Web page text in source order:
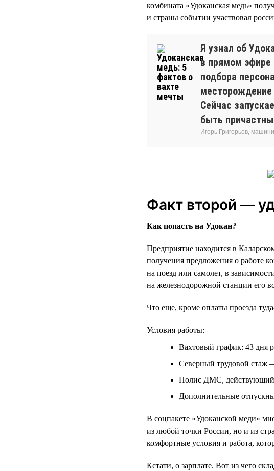
комбината «Удоканская медь»
и страны событии участвовал
Я узнал об
в прямом эфире
подбора
месторождение
Сейчас
быть
Игорь Григорьев,
Факт второй —
Как попасть на Удокан?
Предприятие находится в
получения предложения о работе
на поезд или самолет, в
на железнодорожной станции его
Что еще, кроме оплаты проезда
Условия работы:
Вахтовый график: 43 дня
Северный трудовой стаж
Полис ДМС, действующий
Дополнительные
В соцпакете «Удоканской меди»
из любой точки России, но и из
комфортные условия и работа,
Кстати, о зарплате. Вот из чего